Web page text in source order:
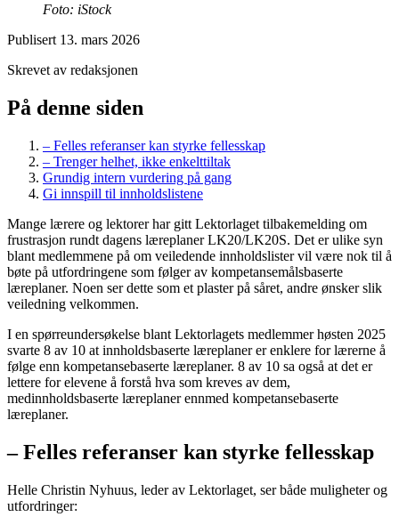
Foto: iStock
Publisert 13. mars 2026
Skrevet av redaksjonen
På denne siden
– Felles referanser kan styrke fellesskap
– Trenger helhet, ikke enkelttiltak
Grundig intern vurdering på gang
Gi innspill til innholdslistene
Mange lærere og lektorer har gitt Lektorlaget tilbakemelding om
frustrasjon rundt dagens læreplaner LK20/LK20S. Det er ulike syn
blant medlemmene på om veiledende innholdslister vil være nok til å
bøte på utfordringene som følger av kompetansemålsbaserte
læreplaner. Noen ser dette som et plaster på såret, andre ønsker slik
veiledning velkommen.
I en spørreundersøkelse blant Lektorlagets medlemmer høsten 2025
svarte 8 av 10 at innholdsbaserte læreplaner er enklere for lærerne å
følge enn kompetansebaserte læreplaner. 8 av 10 sa også at det er
lettere for elevene å forstå hva som kreves av dem,
medinnholdsbaserte læreplaner ennmed kompetansebaserte
læreplaner.
– Felles referanser kan styrke fellesskap
Helle Christin Nyhuus, leder av Lektorlaget, ser både muligheter og
utfordringer: